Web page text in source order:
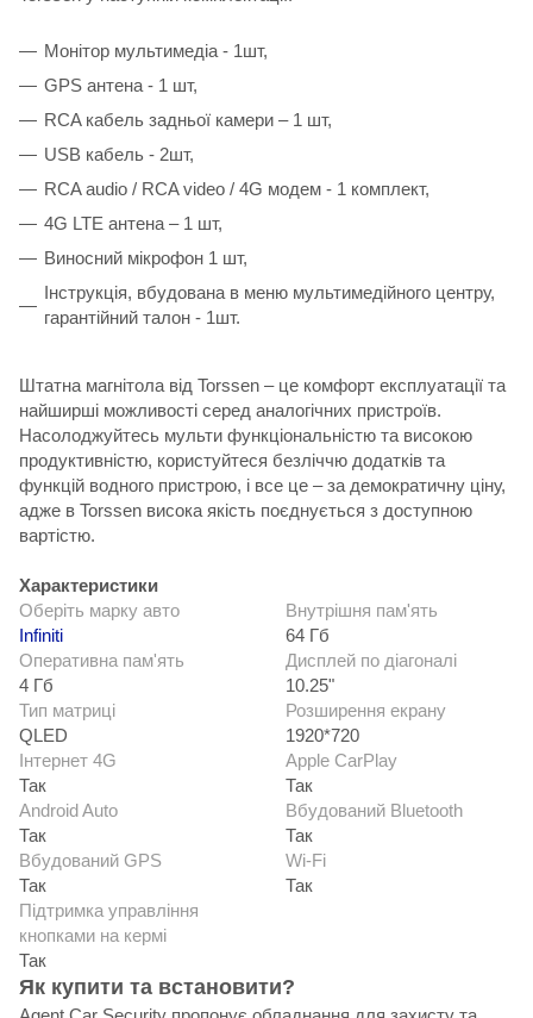
Монітор мультимедіа - 1шт,
GPS антена - 1 шт,
RCA кабель задньої камери – 1 шт,
USB кабель - 2шт,
RCA audio / RCA video / 4G модем - 1 комплект,
4G LTE антена – 1 шт,
Виносний мікрофон 1 шт,
Інструкція, вбудована в меню мультимедійного центру,
гарантійний талон - 1шт.
Штатна магнітола від Torssen – це комфорт експлуатації та
найширші можливості серед аналогічних пристроїв.
Насолоджуйтесь мульти функціональністю та високою
продуктивністю, користуйтеся безліччю додатків та
функцій водного пристрою, і все це – за демократичну ціну,
адже в Torssen висока якість поєднується з доступною
вартістю.
Характеристики
Оберіть марку авто
Infiniti
Внутрішня пам'ять
64 Гб
Оперативна пам'ять
4 Гб
Дисплей по діагоналі
10.25"
Тип матриці
QLED
Розширення екрану
1920*720
Інтернет 4G
Так
Apple CarPlay
Так
Android Auto
Так
Вбудований Bluetooth
Так
Вбудований GPS
Так
Wi-Fi
Так
Підтримка управління
кнопками на кермі
Так
Як купити та встановити?